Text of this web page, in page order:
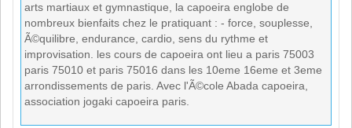
arts martiaux et gymnastique, la capoeira englobe de
nombreux bienfaits chez le pratiquant : - force, souplesse,
Ã©quilibre, endurance, cardio, sens du rythme et
improvisation. les cours de capoeira ont lieu a paris 75003
paris 75010 et paris 75016 dans les 10eme 16eme et 3eme
arrondissements de paris. Avec l'Ã©cole Abada capoeira,
association jogaki capoeira paris.